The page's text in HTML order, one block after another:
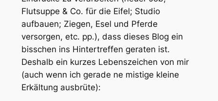
Flutsuppe & Co. für die Eifel; Studio
aufbauen; Ziegen, Esel und Pferde
versorgen, etc. pp.), dass dieses Blog ein
bisschen ins Hintertreffen geraten ist.
Deshalb ein kurzes Lebenszeichen von mir
(auch wenn ich gerade ne mistige kleine
Erkältung ausbrüte):